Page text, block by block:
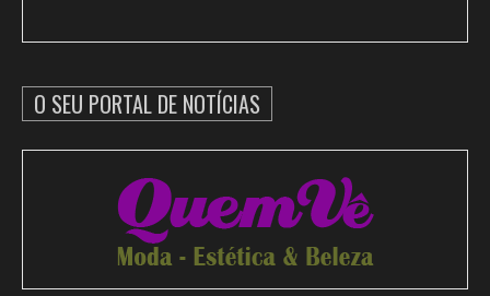
O SEU PORTAL DE NOTÍCIAS